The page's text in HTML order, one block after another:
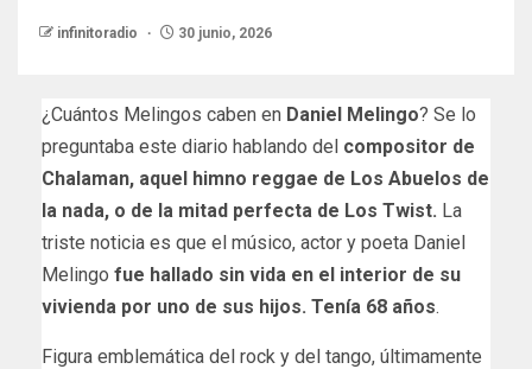
infinitoradio 30 junio, 2026
¿Cuántos Melingos caben en Daniel Melingo? Se lo
preguntaba este diario hablando del compositor de
Chalaman, aquel himno reggae de Los Abuelos de
la nada, o de la mitad perfecta de Los Twist. La
triste noticia es que el músico, actor y poeta Daniel
Melingo fue hallado sin vida en el interior de su
vivienda por uno de sus hijos. Tenía 68 años.
Figura emblemática del rock y del tango, últimamente